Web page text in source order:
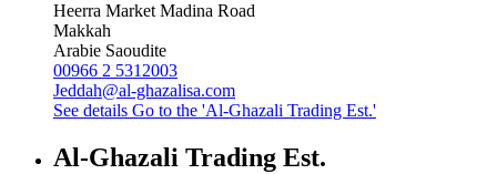
Heerra Market Madina Road
Makkah
Arabie Saoudite
00966 2 5312003
Jeddah@al-ghazalisa.com
See details Go to the 'Al-Ghazali Trading Est.'
Al-Ghazali Trading Est.